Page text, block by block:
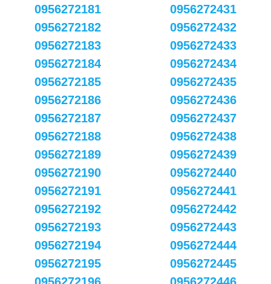
0956272181
0956272182
0956272183
0956272184
0956272185
0956272186
0956272187
0956272188
0956272189
0956272190
0956272191
0956272192
0956272193
0956272194
0956272195
0956272431
0956272432
0956272433
0956272434
0956272435
0956272436
0956272437
0956272438
0956272439
0956272440
0956272441
0956272442
0956272443
0956272444
0956272445